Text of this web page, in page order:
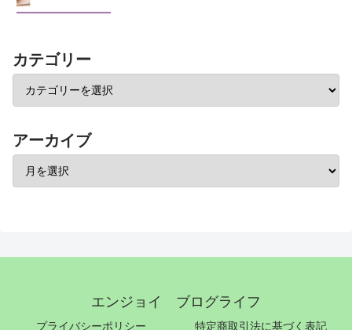
カテゴリー
アーカイブ
エンジョイ ブログライフ
プライバシーポリシー 特定商取引法に基づく表記